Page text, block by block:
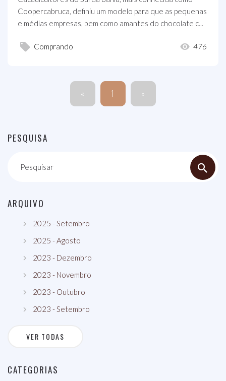
Coopercabruca, definiu um modelo para que as pequenas
e médias empresas, bem como amantes do chocolate c...
Comprando 476
« 1 »
PESQUISA
Pesquisar
ARQUIVO
2025 - Setembro
2025 - Agosto
2023 - Dezembro
2023 - Novembro
2023 - Outubro
2023 - Setembro
VER TODAS
CATEGORIAS